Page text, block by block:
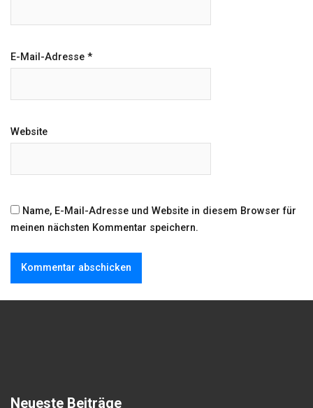
E-Mail-Adresse *
Website
Name, E-Mail-Adresse und Website in diesem Browser für
meinen nächsten Kommentar speichern.
Neueste Beiträge